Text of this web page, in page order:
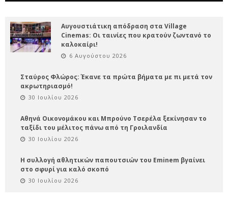
Αυγουστιάτικη απόδραση στα Village
Cinemas: Οι ταινίες που κρατούν ζωντανό το
καλοκαίρι!
6 Αυγούστου 2026
Σταύρος Φλώρος: Έκανε τα πρώτα βήματα με πι μετά τον
ακρωτηριασμό!
30 Ιουλίου 2026
Αθηνά Οικονομάκου και Μπρούνο Τσερέλα ξεκίνησαν το
ταξίδι του μέλιτος πάνω από τη Γροιλανδία
30 Ιουλίου 2026
Η συλλογή αθλητικών παπουτσιών του Eminem βγαίνει
στο σφυρί για καλό σκοπό
30 Ιουλίου 2026